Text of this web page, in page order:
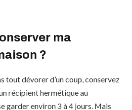
ma
?
tout dévorer d’un coup, conservez
récipient hermétique au
garder environ 3 à 4 jours. Mais